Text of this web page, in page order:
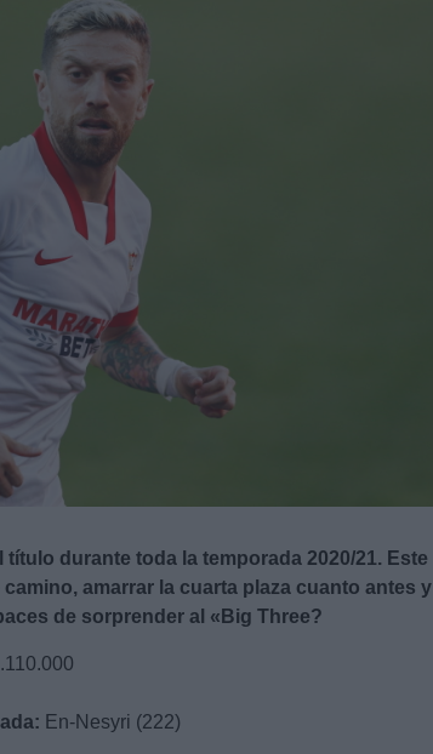
durante toda la temporada 2020/21. Este
amarrar la cuarta plaza cuanto antes y
de sorprender al «Big Three?
En-Nesyri (222)